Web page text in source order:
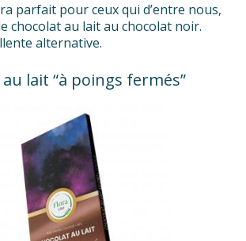
parfait pour ceux qui d’entre nous,
chocolat au lait au chocolat noir.
alternative.
lait “à poings fermés”